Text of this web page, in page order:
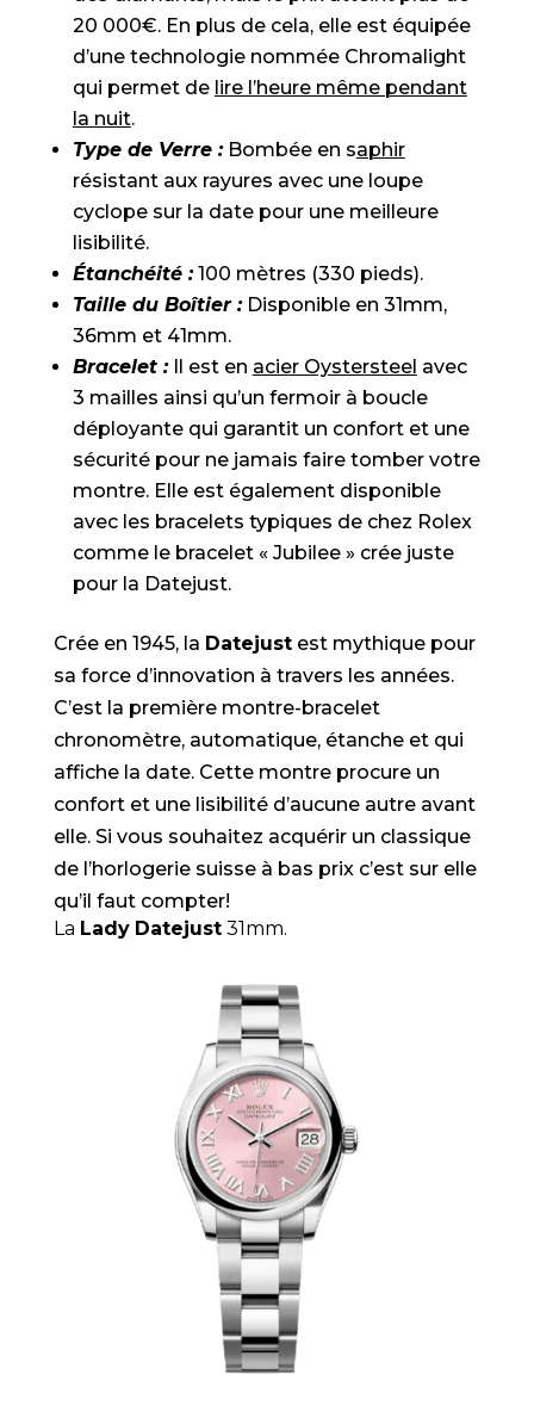
20 000€. En plus de cela, elle est équipée
d’une technologie nommée Chromalight
qui permet de lire l’heure même pendant
la nuit.
Type de Verre :Bombée en saphir
résistant aux rayures avec une loupe
cyclope sur la date pour une meilleure
lisibilité.
Étanchéité :100 mètres (330 pieds).
Taille du Boîtier :Disponible en 31mm,
36mm et 41mm.
Bracelet :Il est en acier Oystersteel avec
3 mailles ainsi qu’un fermoir à boucle
déployante qui garantit un confort et une
sécurité pour ne jamais faire tomber votre
montre. Elle est également disponible
avec les bracelets typiques de chez Rolex
comme le bracelet « Jubilee » crée juste
pour la Datejust.
Crée en 1945, la Datejustest mythique pour
sa force d’innovation à travers les années.
C’est la première montre-bracelet
chronomètre, automatique, étanche et qui
affiche la date. Cette montre procure un
confort et une lisibilité d’aucune autre avant
elle. Si vous souhaitez acquérir un classique
de l’horlogerie suisse à bas prix c’est sur elle
qu’il faut compter!
La Lady Datejust31mm.